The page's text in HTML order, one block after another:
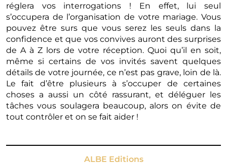
réglera vos interrogations ! En effet, lui seul
s’occupera de l’organisation de votre mariage. Vous
pouvez être surs que vous serez les seuls dans la
confidence et que vos convives auront des surprises
de A à Z lors de votre réception. Quoi qu’il en soit,
même si certains de vos invités savent quelques
détails de votre journée, ce n’est pas grave, loin de là.
Le fait d’être plusieurs à s’occuper de certaines
choses a aussi un côté rassurant, et déléguer les
tâches vous soulagera beaucoup, alors on évite de
tout contrôler et on se fait aider !
ALBE Editions